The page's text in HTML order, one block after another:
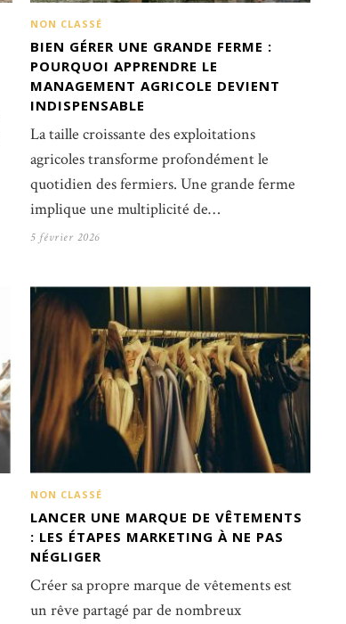
NON CLASSÉ
BIEN GÉRER UNE GRANDE FERME :
POURQUOI APPRENDRE LE
MANAGEMENT AGRICOLE DEVIENT
INDISPENSABLE
La taille croissante des exploitations
agricoles transforme profondément le
quotidien des fermiers. Une grande ferme
implique une multiplicité de…
5 février 2026
NON CLASSÉ
LANCER UNE MARQUE DE VÊTEMENTS
: LES ÉTAPES MARKETING À NE PAS
NÉGLIGER
Créer sa propre marque de vêtements est
un rêve partagé par de nombreux